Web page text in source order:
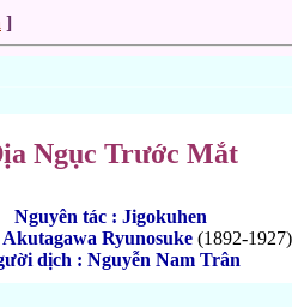
]
Ngục Trước Mắt
Nguyên tác : Jigokuhen
Ryunosuke (1892-1927)
dịch : Nguyễn Nam Trân